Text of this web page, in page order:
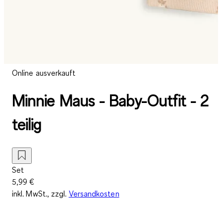
Online ausverkauft
Minnie Maus - Baby-Outfit - 2
teilig
Set
5,99 €
inkl. MwSt., zzgl. Versandkosten